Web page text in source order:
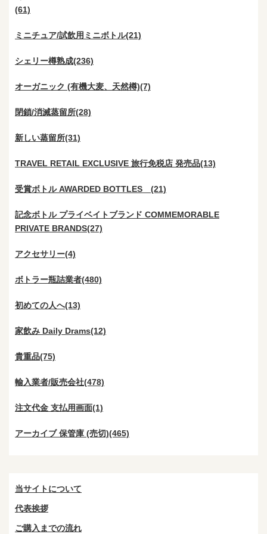
(61)
ミニチュア/試飲用ミニボトル(21)
シェリー樽熟成(236)
オーガニック (有機大麦、天然樽)(7)
閉鎖/消滅蒸留所(28)
新しい蒸留所(31)
TRAVEL RETAIL EXCLUSIVE 旅行免税店 発売品(13)
受賞ボトル AWARDED BOTTLES (21)
記念ボトル プライベイトブランド COMMEMORABLE
PRIVATE BRANDS(27)
アクセサリー(4)
ボトラー瓶詰業者(480)
初めての人へ(13)
家飲み Daily Drams(12)
貴重品(75)
輸入業者/販売会社(478)
注文代金 支払用画面(1)
アーカイブ 保管庫 (売切)(465)
当サイトについて
代表挨拶
ご購入までの流れ